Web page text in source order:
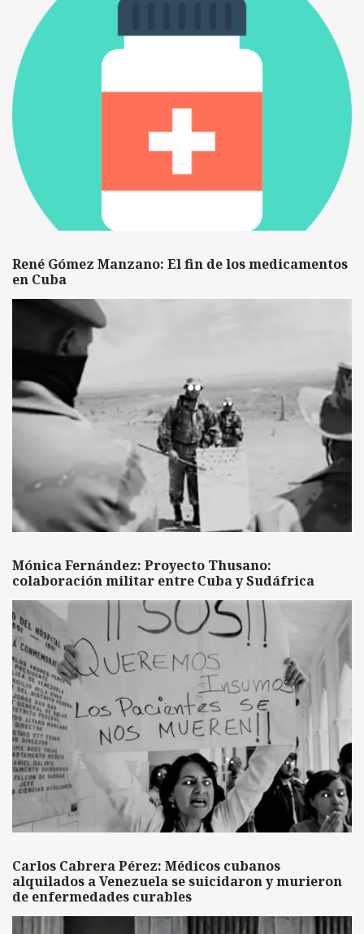
René Gómez Manzano: El fin de los medicamentos
en Cuba
Mónica Fernández: Proyecto Thusano:
colaboración militar entre Cuba y Sudáfrica
Carlos Cabrera Pérez: Médicos cubanos
alquilados a Venezuela se suicidaron y murieron
de enfermedades curables